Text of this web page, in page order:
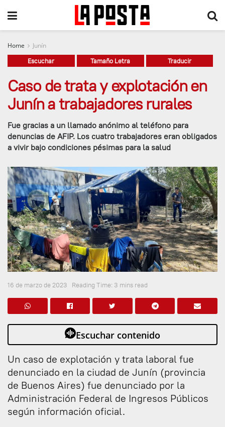
Home Junín
Escuchar Tamaño Letra Traducir
Caso de trata y explotación en
Junín a trabajadores rurales
Fue gracias a un llamado anónimo al teléfono para
denuncias de AFIP. Los cuatro trabajadores eran obligados
a vivir bajo condiciones pésimas para la salud
16 de marzo de 2023 Reading Time: 3 mins read
Escuchar contenido
Un caso de explotación y trata laboral fue
denunciado en la ciudad de Junín (provincia
de Buenos Aires) fue denunciado por la
Administración Federal de Ingresos Públicos
según información oficial.